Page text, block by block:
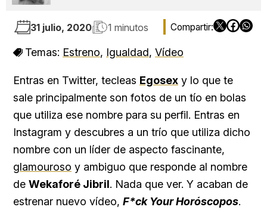
31 julio, 2020 1 minutos
Temas: Estreno, Igualdad, Vídeo
Entras en Twitter, tecleas Egosex y lo que te
sale principalmente son fotos de un tío en bolas
que utiliza ese nombre para su perfil. Entras en
Instagram y descubres a un trío que utiliza dicho
nombre con un líder de aspecto fascinante,
glamouroso y ambiguo que responde al nombre
de Wekaforé Jibril. Nada que ver. Y acaban de
estrenar nuevo vídeo, F*ck Your Horóscopos.